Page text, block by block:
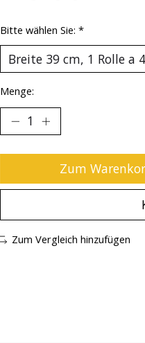
Bitte wählen Sie: *
Menge:
Zum
Zum Vergleich hinzufügen